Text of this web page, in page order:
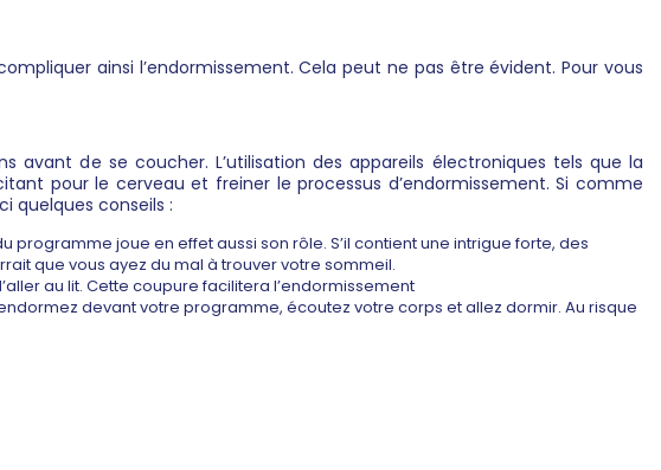
ainsi l’endormissement. Cela peut ne pas être évident. Pour vous
avant de se coucher. L’utilisation des appareils électroniques tels que la
pour le cerveau et freiner le processus d’endormissement. Si comme
quelques conseils :
joue en effet aussi son rôle. S’il contient une intrigue forte, des
que vous ayez du mal à trouver votre sommeil.
au lit. Cette coupure facilitera l’endormissement
devant votre programme, écoutez votre corps et allez dormir. Au risque